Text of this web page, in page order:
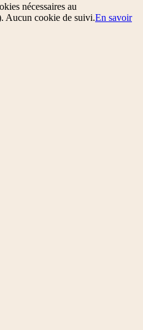
nécessaires au
Aucun cookie de suivi.En savoir